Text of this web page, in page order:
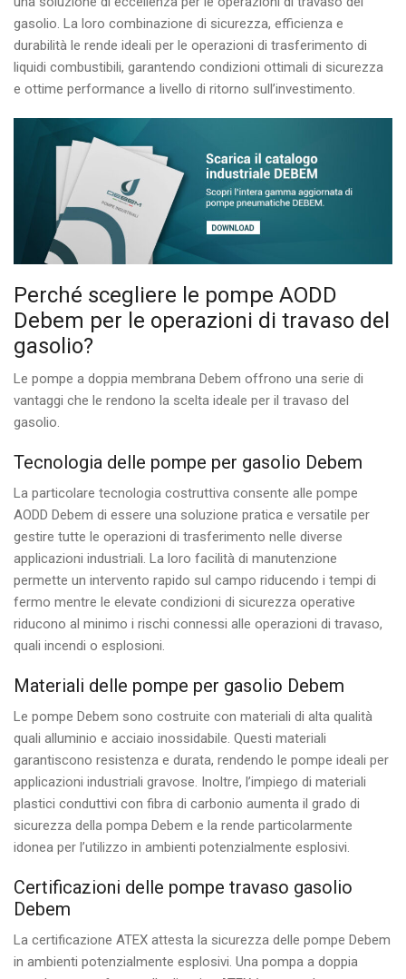
gasolio. La loro combinazione di sicurezza, efficienza e
durabilità le rende ideali per le operazioni di trasferimento di
liquidi combustibili, garantendo condizioni ottimali di sicurezza
e ottime performance a livello di ritorno sull’investimento.
Perché scegliere le pompe AODD
Debem per le operazioni di travaso del
gasolio?
Le pompe a doppia membrana Debem offrono una serie di
vantaggi che le rendono la scelta ideale per il travaso del
gasolio.
Tecnologia delle pompe per gasolio Debem
La particolare tecnologia costruttiva consente alle pompe
AODD Debem di essere una soluzione pratica e versatile per
gestire tutte le operazioni di trasferimento nelle diverse
applicazioni industriali. La loro facilità di manutenzione
permette un intervento rapido sul campo riducendo i tempi di
fermo mentre le elevate condizioni di sicurezza operative
riducono al minimo i rischi connessi alle operazioni di travaso,
quali incendi o esplosioni.
Materiali delle pompe per gasolio Debem
Le pompe Debem sono costruite con materiali di alta qualità
quali alluminio e acciaio inossidabile. Questi materiali
garantiscono resistenza e durata, rendendo le pompe ideali per
applicazioni industriali gravose. Inoltre, l’impiego di materiali
plastici conduttivi con fibra di carbonio aumenta il grado di
sicurezza della pompa Debem e la rende particolarmente
idonea per l’utilizzo in ambienti potenzialmente esplosivi.
Certificazioni delle pompe travaso gasolio
Debem
La certificazione ATEX attesta la sicurezza delle pompe Debem
in ambienti potenzialmente esplosivi. Una pompa a doppia